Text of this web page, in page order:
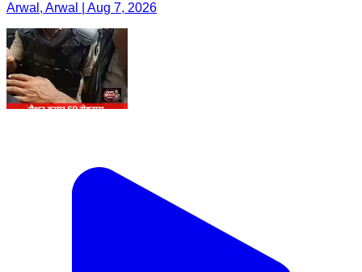
Arwal, Arwal | Aug 7, 2026